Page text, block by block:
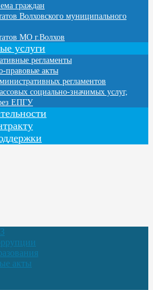
граждан
Волховского муниципального
МО г.Волхов
услуги
регламенты
правовые акты
регламентов
социально-значимых услуг,
ЕПГУ
акты